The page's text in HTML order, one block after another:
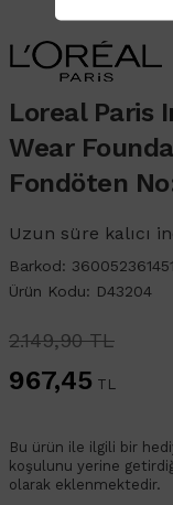
Loreal Paris
Wear
Fondöten
Uzun süre kalıcı
Barkod:
Ürün Kodu: D43204
2.149,90 TL
967,45 TL
Bu ürün ile ilgili bir
koşulunu yerine
olarak eklenmektedir.